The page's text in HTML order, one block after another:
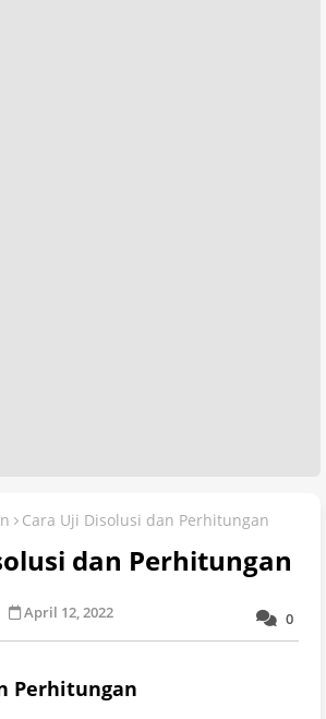
Cara Uji Disolusi dan Perhitungan
dan Perhitungan
0
April 12, 2022
Perhitungan